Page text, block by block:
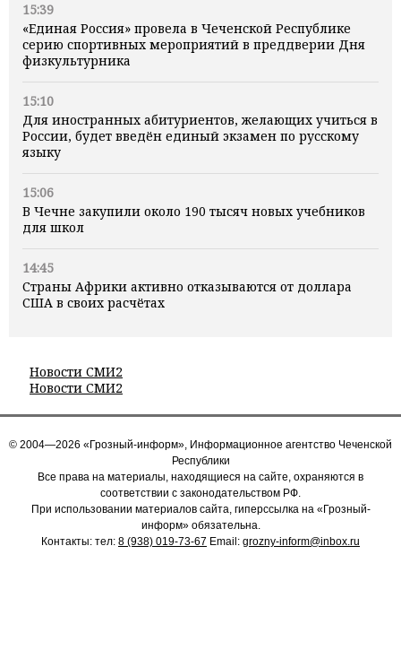
15:39
«Единая Россия» провела в Чеченской Республике
серию спортивных мероприятий в преддверии Дня
физкультурника
15:10
Для иностранных абитуриентов, желающих учиться в
России, будет введён единый экзамен по русскому
языку
15:06
В Чечне закупили около 190 тысяч новых учебников
для школ
14:45
Страны Африки активно отказываются от доллара
США в своих расчётах
Новости СМИ2
Новости СМИ2
© 2004—2026 «Грозный-информ», Информационное агентство Чеченской
Республики
Все права на материалы, находящиеся на сайте, охраняются в
соответствии с законодательством РФ.
При использовании материалов сайта, гиперссылка на «Грозный-
информ» обязательна.
Контакты: тел: 8 (938) 019-73-67 Email: grozny-inform@inbox.ru